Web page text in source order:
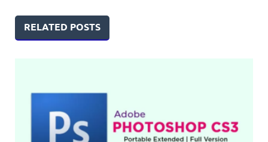
RELATED POSTS